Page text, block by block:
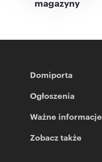
Domiporta
Ogłoszenia
Ważne informacje
Zobacz także